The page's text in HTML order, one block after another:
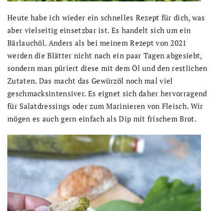
Heute habe ich wieder ein schnelles Rezept für dich, was
aber vielseitig einsetzbar ist. Es handelt sich um ein
Bärlauchöl. Anders als bei meinem Rezept von 2021
werden die Blätter nicht nach ein paar Tagen abgesiebt,
sondern man püriert diese mit dem Öl und den restlichen
Zutaten. Das macht das Gewürzöl noch mal viel
geschmacksintensiver. Es eignet sich daher hervorragend
für Salatdressings oder zum Marinieren von Fleisch. Wir
mögen es auch gern einfach als Dip mit frischem Brot.